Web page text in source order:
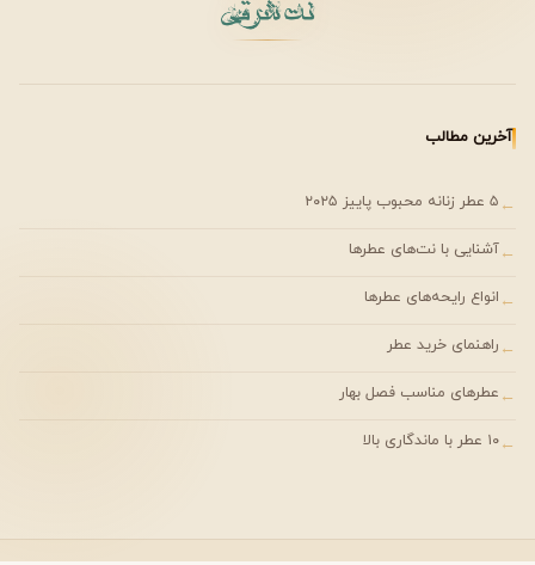
آخرین مطالب
← ۵ عطر زنانه محبوب پاییز ۲۰۲۵
←آشنایی با نت‌های عطرها
← انواع رایحه‌های عطرها
← راهنمای خرید عطر
← عطرهای مناسب فصل بهار
←۱۰ عطر با ماندگاری بالا